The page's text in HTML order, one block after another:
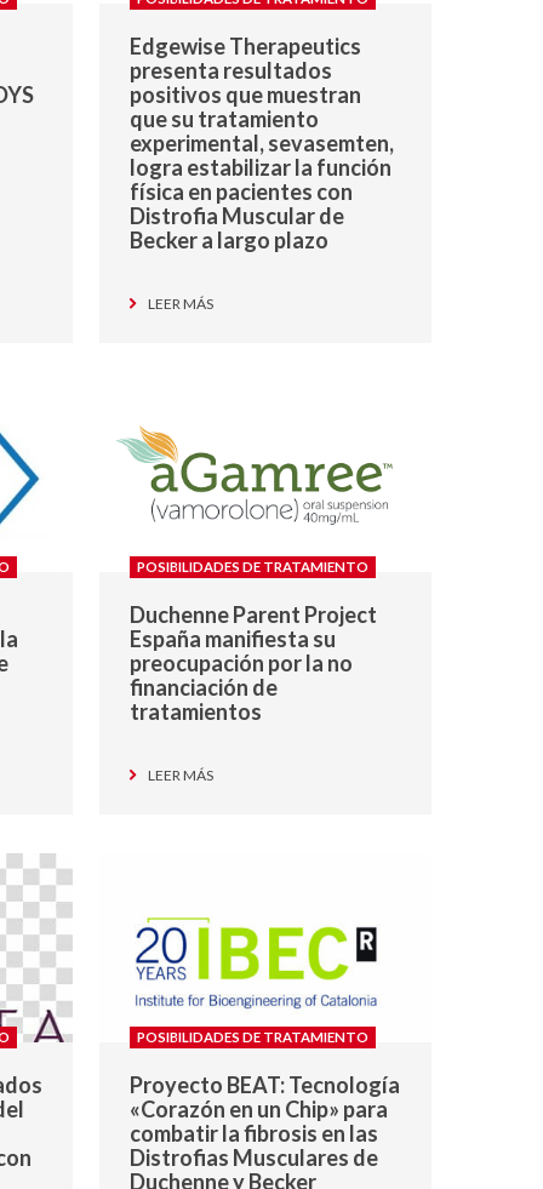
Edgewise Therapeutics
presenta resultados
positivos que muestran
que su tratamiento
experimental, sevasemten,
logra estabilizar la función
física en pacientes con
Distrofia Muscular de
Becker a largo plazo
LEER MÁS
POSIBILIDADES DE TRATAMIENTO
Duchenne Parent Project
España manifiesta su
preocupación por la no
financiación de
tratamientos
LEER MÁS
POSIBILIDADES DE TRATAMIENTO
Proyecto BEAT: Tecnología
«Corazón en un Chip» para
combatir la fibrosis en las
Distrofias Musculares de
Duchenne y Becker